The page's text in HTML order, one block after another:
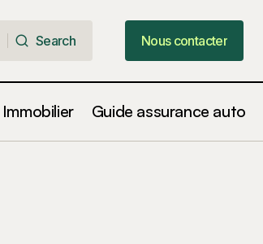
Search
Nous contacter
Nous contacter
Immobilier Guide assurance auto